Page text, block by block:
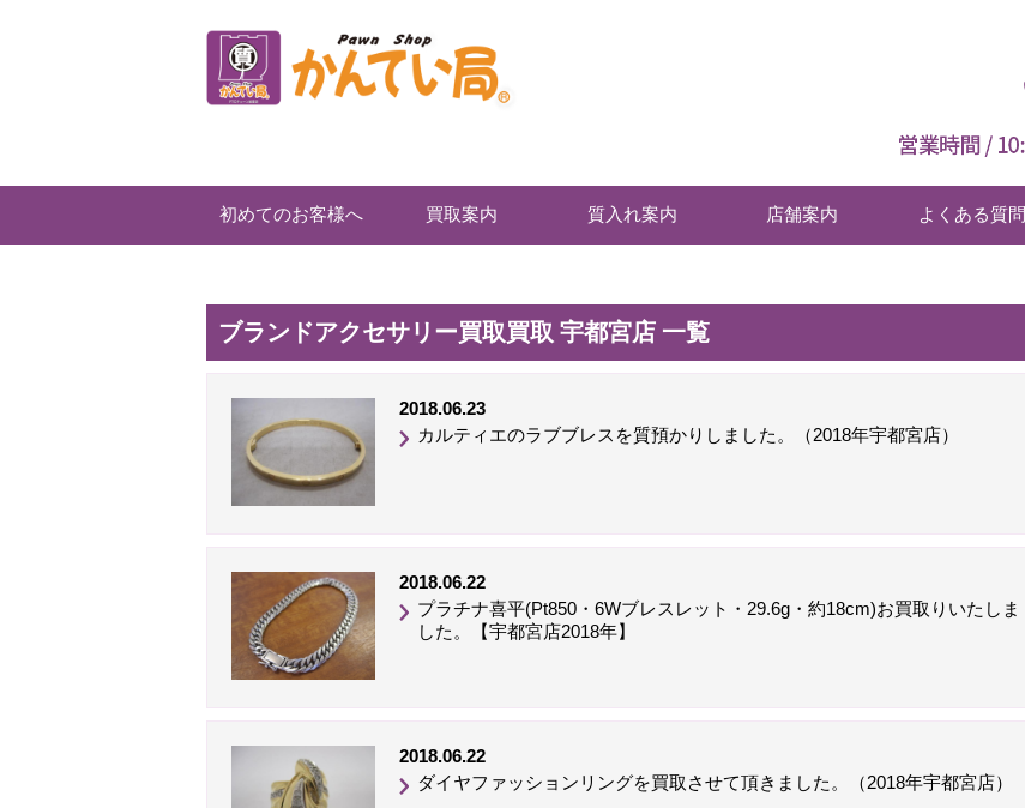
初めてのお客様へ 買取案内 質入れ案内 店舗案内 よくある質問
ブランドアクセサリー買取買取 宇都宮店 一覧
2018.06.23
カルティエのラブブレスを質預かりしました。（2018年宇都宮店）
2018.06.22
プラチナ喜平(Pt850・6Wブレスレット・29.6g・約18cm)お買取りいたしま
した。【宇都宮店2018年】
2018.06.22
ダイヤファッションリングを買取させて頂きました。（2018年宇都宮店）